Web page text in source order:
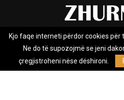
Rreth nesh Impresumi
Privacy
Zhurnal.mk është Agjenci e Lajmeve
Kjo faqe interneti përdor cookies për
Ne do të supozojmë se jeni
çregjistroheni nëse dëshironi.